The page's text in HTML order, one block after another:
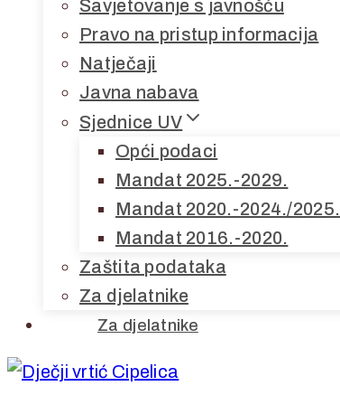
Savjetovanje s javnošću
Pravo na pristup informacija
Natječaji
Javna nabava
Sjednice UV
Opći podaci
Mandat 2025.-2029.
Mandat 2020.-2024./2025.
Mandat 2016.-2020.
Zaštita podataka
Za djelatnike
Za djelatnike